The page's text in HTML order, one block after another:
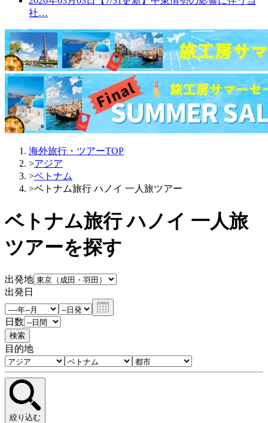
社…
海外旅行・ツアーTOP
>アジア
>ベトナム
>ベトナム旅行 ハノイ 一人旅ツアー
ベトナム旅行 ハノイ 一人旅
ツアーを探す
出発地
出発日
日数
検索
目的地
絞り込む